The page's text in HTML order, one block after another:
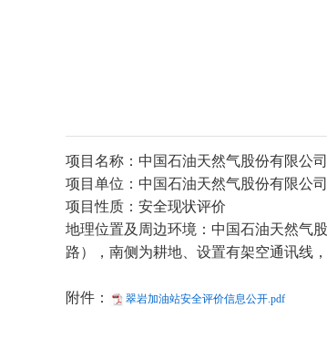
项目名称：中国石油天然气股份有限公
项目单位：中国石油天然气股份有限公
项目性质：安全现状评价
地理位置及周边环境：中国石油天然气
路），南侧为耕地、设置有架空通讯线
附件： 翠岩加油站安全评价信息公开.pdf